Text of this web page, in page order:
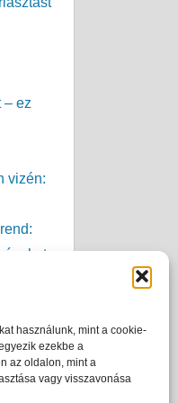
használunk, mint a cookie-
ezekbe a
az oldalon, mint a
vagy visszavonása
– ez
vizén:
ja –
fok is